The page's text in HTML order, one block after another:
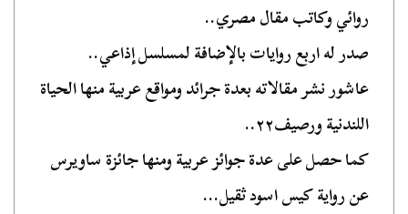
روائي وكاتب مقال مصري..
صدر له اربع روايات بالإضافة لمسلسل إذاعي..
عاشور نشر مقالاته بعدة جرائد ومواقع عربية منها الحياة
اللندنية ورصيف٢٢..
كما حصل على عدة جوائز عربية ومنها جائزة ساويرس
عن رواية كيس اسود ثقيل...